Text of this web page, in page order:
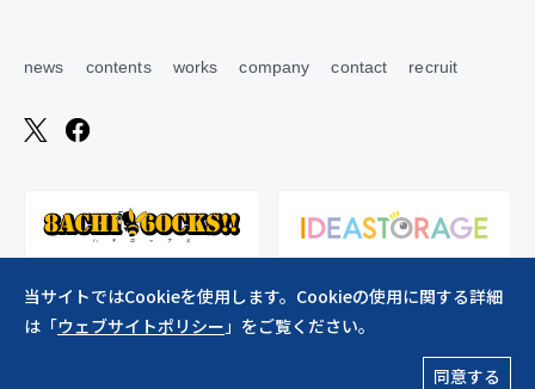
news contents works company contact recruit
同意する
当サイトではCookieを使用します。Cookieの使用に関する詳細
は「ウェブサイトポリシー」をご覧ください。